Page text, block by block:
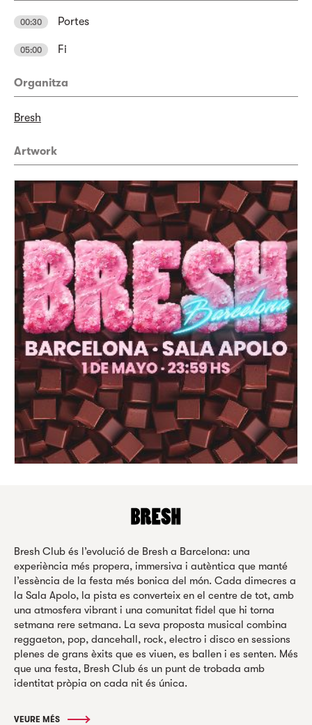
00:30 Portes
05:00 Fi
Organitza
Bresh
Artwork
Bresh Club és l’evolució de Bresh a Barcelona: una
experiència més propera, immersiva i autèntica que manté
l’essència de la festa més bonica del món. Cada dimecres a
la Sala Apolo, la pista es converteix en el centre de tot, amb
una atmosfera vibrant i una comunitat fidel que hi torna
setmana rere setmana. La seva proposta musical combina
reggaeton, pop, dancehall, rock, electro i disco en sessions
plenes de grans èxits que es viuen, es ballen i es senten. Més
que una festa, Bresh Club és un punt de trobada amb
identitat pròpia on cada nit és única.
VEURE MÉS